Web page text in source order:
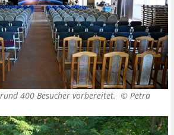
rund 400 Besucher vorbereitet. © Petra